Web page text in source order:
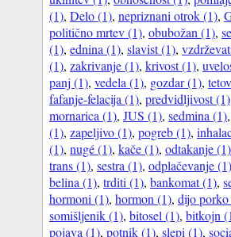
(1), Delo (1), nepriznani otrok (1),
politično mrtev (1), obubožan (1),
(1), ednina (1), slavist (1),
(1), zakrivanje (1), krivost (1),
panj (1), vedela (1), gozdar (1),
fafanje-felacija (1), predvidljivost (1)
mornarica (1), JUS (1), sedmina (1)
(1), zapeljivo (1), pogreb (1),
(1), nugé (1), kače (1), odtakanje (1)
trans (1), sestra (1), odplačevanje (1)
belina (1), trditi (1), bankomat (1),
hormoni (1), hormon (1), dijo
somišljenik (1), bitosel (1), bitkojn
pojava (1), potnik (1), slepi (1),